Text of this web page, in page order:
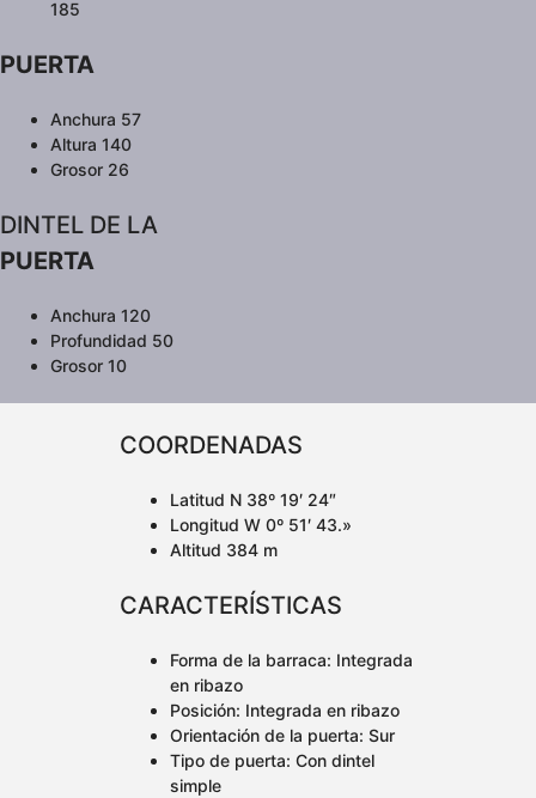
185
PUERTA
Anchura 57
Altura 140
Grosor 26
DINTEL DE LA
PUERTA
Anchura 120
Profundidad 50
Grosor 10
COORDENADAS
Latitud N 38º 19′ 24″
Longitud W 0º 51′ 43.»
Altitud 384 m
CARACTERÍSTICAS
Forma de la barraca: Integrada
en ribazo
Posición: Integrada en ribazo
Orientación de la puerta: Sur
Tipo de puerta: Con dintel
simple